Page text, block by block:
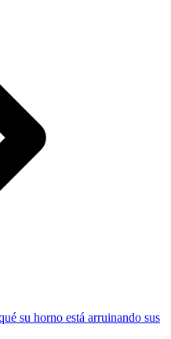
su horno está arruinando sus